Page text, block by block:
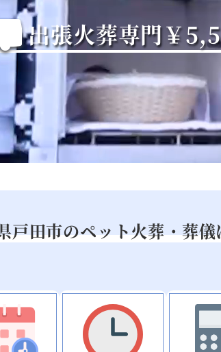
出張火葬専門￥
戸田市のペット火葬・葬